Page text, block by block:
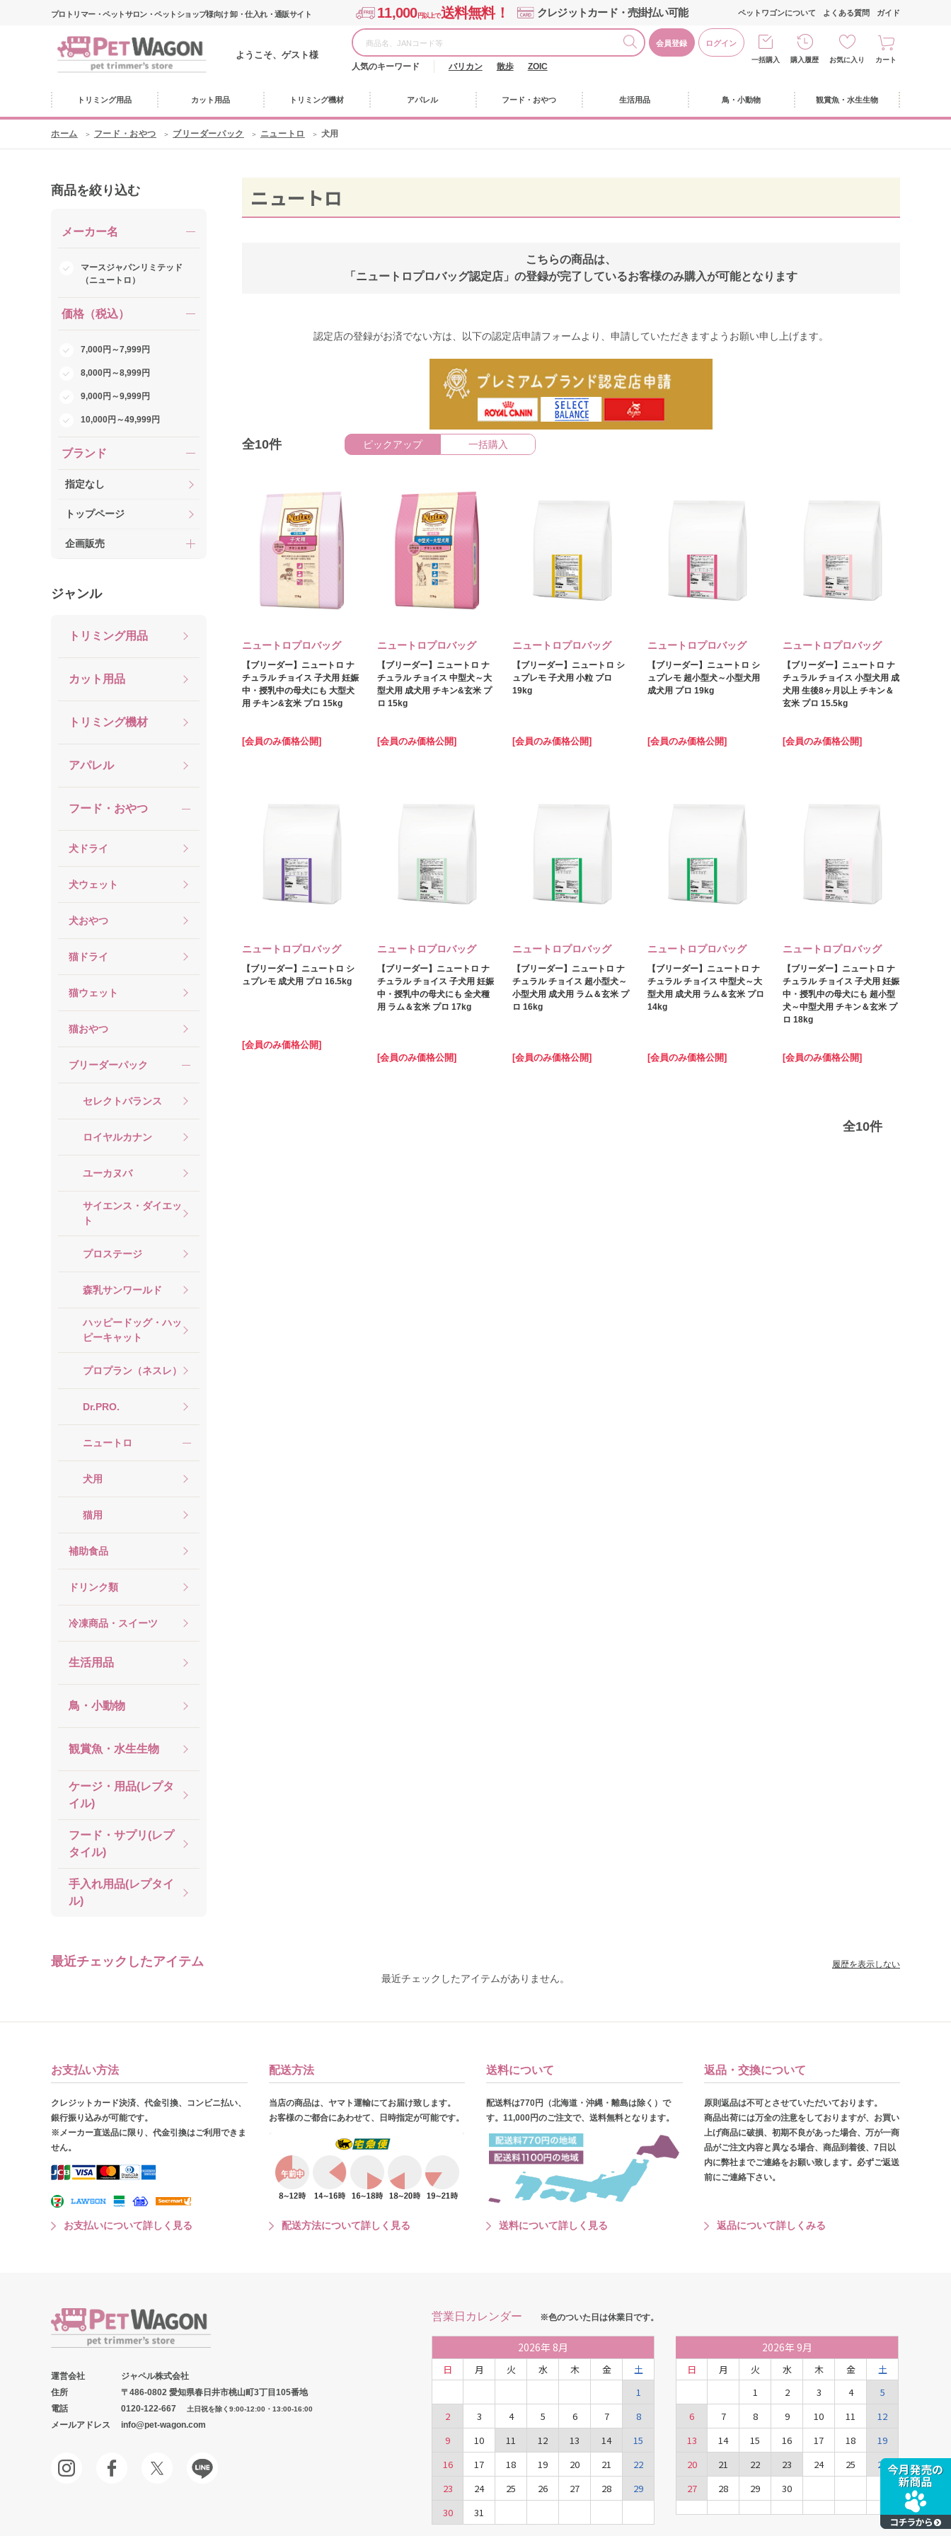
プロトリマー・ペットサロン・ペットショップ様向け 卸・仕入れ・通販サイト 11,000円以上で送料無料！ クレジットカード・売掛払い可能
ようこそ、ゲスト様
会員登録 ログイン
人気のキーワード バリカン 散歩 ZOIC
ペットワゴンについて よくある質問 ガイド
一括購入 購入履歴 お気に入り カート
トリミング用品 カット用品 トリミング機材 アパレル フード・おやつ 生活用品 鳥・小動物 観賞魚・水生生物
ホーム フード・おやつ ブリーダーパック ニュートロ 犬用
商品を絞り込む
メーカー名
マースジャパンリミテッド
（ニュートロ）
価格（税込）
7,000円～7,999円
8,000円～8,999円
9,000円～9,999円
10,000円～49,999円
ブランド
指定なし
トップページ
企画販売
ジャンル
トリミング用品
カット用品
トリミング機材
アパレル
フード・おやつ
犬ドライ
犬ウェット
犬おやつ
猫ドライ
猫ウェット
猫おやつ
ブリーダーパック
セレクトバランス
ロイヤルカナン
ユーカヌバ
サイエンス・ダイエッ
ト
プロステージ
森乳サンワールド
ハッピードッグ・ハッ
ピーキャット
プロプラン（ネスレ）
Dr.PRO.
ニュートロ
犬用
猫用
補助食品
ドリンク類
冷凍商品・スイーツ
生活用品
鳥・小動物
観賞魚・水生生物
ケージ・用品(レプタ
イル)
フード・サプリ(レプ
タイル)
手入れ用品(レプタイ
ル)
ニュートロ
こちらの商品は、
「ニュートロプロバッグ認定店」の登録が完了しているお客様のみ購入が可能となります
認定店の登録がお済でない方は、以下の認定店申請フォームより、申請していただきますようお願い申し上げます。
全10件 ピックアップ 一括購入
ニュートロプロバッグ
【ブリーダー】ニュートロ ナ
チュラル チョイス 子犬用 妊娠
中・授乳中の母犬にも 大型犬
用 チキン&玄米 プロ 15kg
[会員のみ価格公開]
ニュートロプロバッグ
【ブリーダー】ニュートロ ナ
チュラル チョイス 中型犬～大
型犬用 成犬用 チキン&玄米 プ
ロ 15kg
[会員のみ価格公開]
ニュートロプロバッグ
【ブリーダー】ニュートロ シ
ュプレモ 子犬用 小粒 プロ
19kg
[会員のみ価格公開]
ニュートロプロバッグ
【ブリーダー】ニュートロ シ
ュプレモ 超小型犬～小型犬用
成犬用 プロ 19kg
[会員のみ価格公開]
ニュートロプロバッグ
【ブリーダー】ニュートロ ナ
チュラル チョイス 小型犬用 成
犬用 生後8ヶ月以上 チキン＆
玄米 プロ 15.5kg
[会員のみ価格公開]
ニュートロプロバッグ
【ブリーダー】ニュートロ シ
ュプレモ 成犬用 プロ 16.5kg
[会員のみ価格公開]
ニュートロプロバッグ
【ブリーダー】ニュートロ ナ
チュラル チョイス 子犬用 妊娠
中・授乳中の母犬にも 全犬種
用 ラム＆玄米 プロ 17kg
[会員のみ価格公開]
ニュートロプロバッグ
【ブリーダー】ニュートロ ナ
チュラル チョイス 超小型犬～
小型犬用 成犬用 ラム＆玄米 プ
ロ 16kg
[会員のみ価格公開]
ニュートロプロバッグ
【ブリーダー】ニュートロ ナ
チュラル チョイス 中型犬～大
型犬用 成犬用 ラム＆玄米 プロ
14kg
[会員のみ価格公開]
ニュートロプロバッグ
【ブリーダー】ニュートロ ナ
チュラル チョイス 子犬用 妊娠
中・授乳中の母犬にも 超小型
犬～中型犬用 チキン＆玄米 プ
ロ 18kg
[会員のみ価格公開]
全10件
最近チェックしたアイテム
最近チェックしたアイテムがありません。
履歴を表示しない
お支払い方法
クレジットカード決済、代金引換、コンビニ払い、
銀行振り込みが可能です。
※メーカー直送品に限り、代金引換はご利用できま
せん。
お支払いについて詳しく見る
配送方法
当店の商品は、ヤマト運輸にてお届け致します。
お客様のご都合にあわせて、日時指定が可能です。
配送方法について詳しく見る
送料について
配送料は770円（北海道・沖縄・離島は除く）で
す。11,000円のご注文で、送料無料となります。
送料について詳しく見る
返品・交換について
原則返品は不可とさせていただいております。
商品出荷には万全の注意をしておりますが、お買い
上げ商品に破損、初期不良があった場合、万が一商
品がご注文内容と異なる場合、商品到着後、7日以
内に弊社までご連絡をお願い致します。必ずご返送
前にご連絡下さい。
返品について詳しくみる
運営会社
ジャペル株式会社
住所
〒486-0802 愛知県春日井市桃山町3丁目105番地
電話
0120-122-667 土日祝を除く9:00-12:00・13:00-16:00
メールアドレス info@pet-wagon.com
営業日カレンダー ※色のついた日は休業日です。
2026年 8月
日 月 火 水 木 金
土
1
2
3 4 5 6 7
8
9
10 11 12 13 14
15
16
17 18 19 20 21
22
23
24 25 26 27 28
29
30
31
2026年 9月
日 月 火 水 木 金
土
1
2 3 4
5
6
7 8 9 10 11
12
13
14 15 16 17 18
19
20
21 22 23 24 25
26
27
28 29 30